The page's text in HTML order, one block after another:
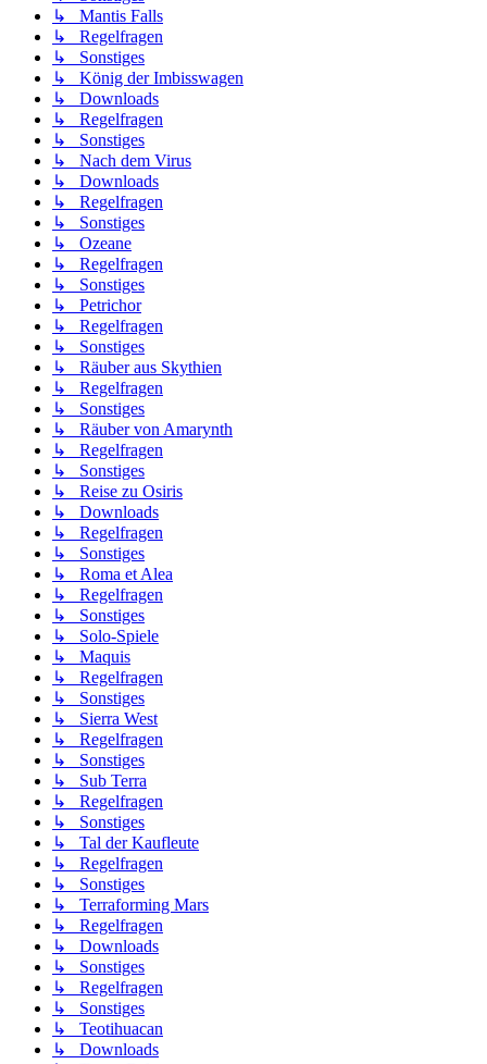
↳ Mantis Falls
↳ Regelfragen
↳ Sonstiges
↳ König der Imbisswagen
↳ Downloads
↳ Regelfragen
↳ Sonstiges
↳ Nach dem Virus
↳ Downloads
↳ Regelfragen
↳ Sonstiges
↳ Ozeane
↳ Regelfragen
↳ Sonstiges
↳ Petrichor
↳ Regelfragen
↳ Sonstiges
↳ Räuber aus Skythien
↳ Regelfragen
↳ Sonstiges
↳ Räuber von Amarynth
↳ Regelfragen
↳ Sonstiges
↳ Reise zu Osiris
↳ Downloads
↳ Regelfragen
↳ Sonstiges
↳ Roma et Alea
↳ Regelfragen
↳ Sonstiges
↳ Solo-Spiele
↳ Maquis
↳ Regelfragen
↳ Sonstiges
↳ Sierra West
↳ Regelfragen
↳ Sonstiges
↳ Sub Terra
↳ Regelfragen
↳ Sonstiges
↳ Tal der Kaufleute
↳ Regelfragen
↳ Sonstiges
↳ Terraforming Mars
↳ Regelfragen
↳ Downloads
↳ Sonstiges
↳ Regelfragen
↳ Sonstiges
↳ Teotihuacan
↳ Downloads